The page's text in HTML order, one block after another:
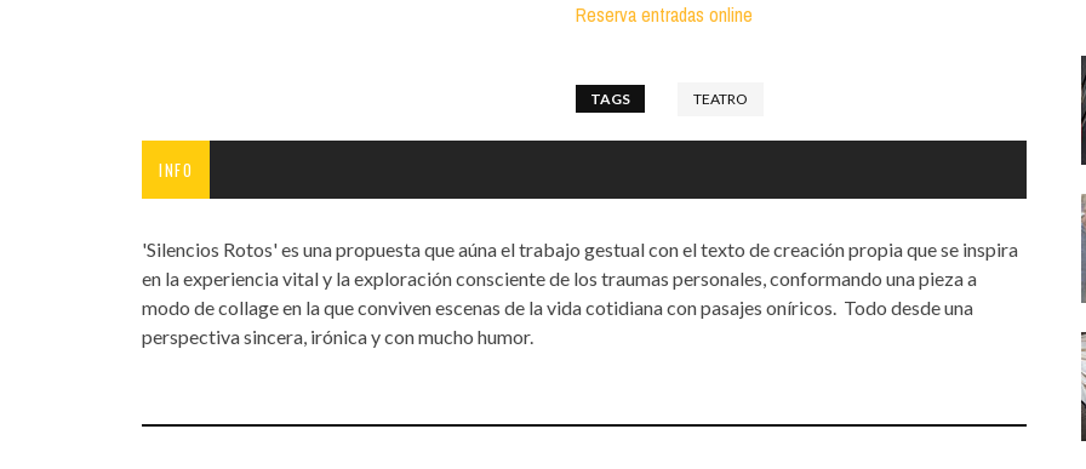
Reserva entradas online
TAGS TEATRO
INFO
'Silencios Rotos' es una propuesta que aúna el trabajo gestual con el texto de creación propia que se inspira
en la experiencia vital y la exploración consciente de los traumas personales, conformando una pieza a
modo de collage en la que conviven escenas de la vida cotidiana con pasajes oníricos. Todo desde una
perspectiva sincera, irónica y con mucho humor.